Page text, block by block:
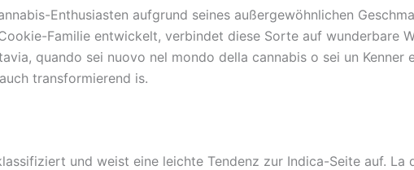
Enthusiasten aufgrund seines außergewöhnlichen
Familie entwickelt, verbindet diese Sorte auf wunderbare
quando sei nuovo nel mondo della cannabis o sei un Kenner
transformierend is.
und weist eine leichte Tendenz zur Indica-Seite auf. La